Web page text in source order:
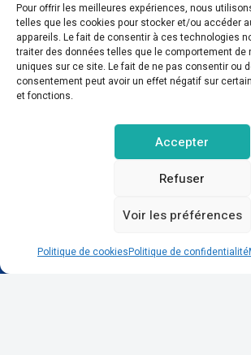
Pour offrir les meilleures expériences, nous
telles que les cookies pour stocker et/ou accéder
appareils. Le fait de consentir à ces technologies
traiter des données telles que le comportement de
uniques sur ce site. Le fait de ne pas consentir ou
consentement peut avoir un effet négatif sur
et fonctions.
Accepter
Refuser
Voir les préférences
Politique de cookiesPolitique de confidentialité
Réserver sur
Réduction Genius 10% et plus
Domaine Colonna-Santini, Gite
Rapport qualité/prix